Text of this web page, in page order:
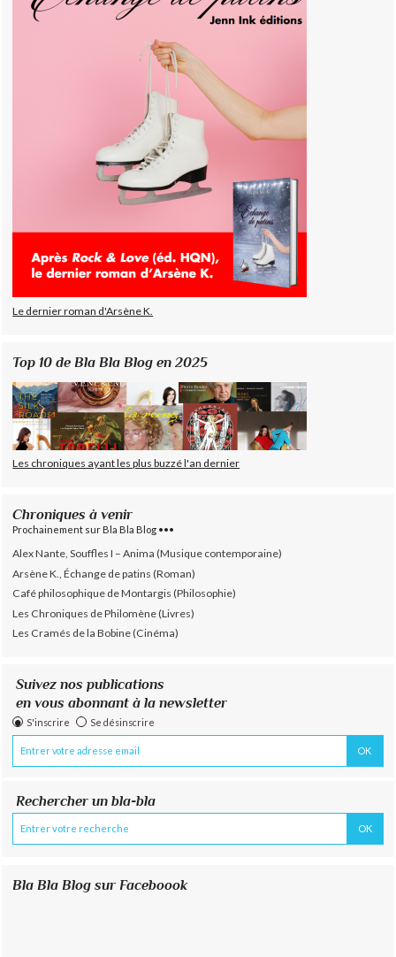
Le dernier roman d'Arsène K.
Top 10 de Bla Bla Blog en 2025
Les chroniques ayant les plus buzzé l'an dernier
Chroniques à venir
Prochainement sur Bla Bla Blog •••
Alex Nante, Souffles I – Anima (Musique contemporaine)
Arsène K., Échange de patins (Roman)
Café philosophique de Montargis (Philosophie)
Les Chroniques de Philomène (Livres)
Les Cramés de la Bobine (Cinéma)
Suivez nos publications
en vous abonnant à la newsletter
S'inscrire Se désinscrire
Rechercher un bla-bla
Bla Bla Blog sur Faceboook